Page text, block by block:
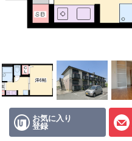
オーナー様へ
LINE公式アカウント
店舗情報·アクセス
会社概要
お気に入り
登録